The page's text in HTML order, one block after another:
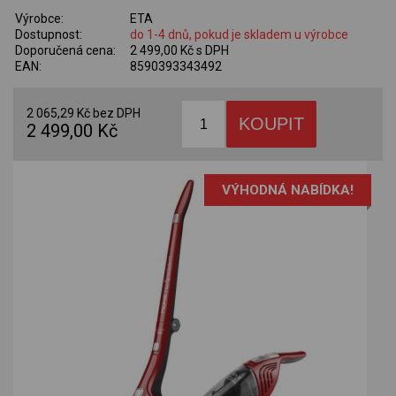
Výrobce:
ETA
Dostupnost:
do 1-4 dnů, pokud je skladem u výrobce
Doporučená cena:
2 499,00 Kč s DPH
EAN:
8590393343492
2 065,29 Kč bez DPH
2 499,00 Kč
VÝHODNÁ NABÍDKA!